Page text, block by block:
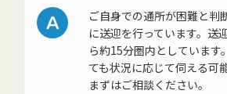
A
ご自身での通所が困難と判
に送迎を行っています。送
ら約15分圏内としています
ても状況に応じて伺える可
まずはご相談ください。